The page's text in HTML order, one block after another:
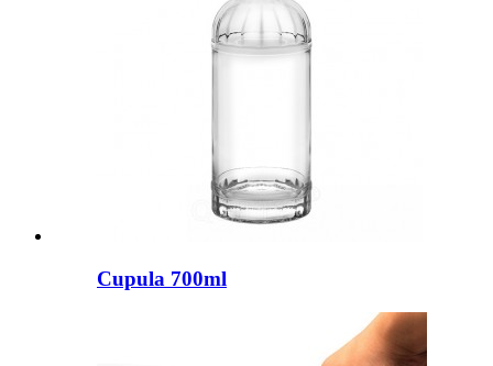
Cupula 700ml